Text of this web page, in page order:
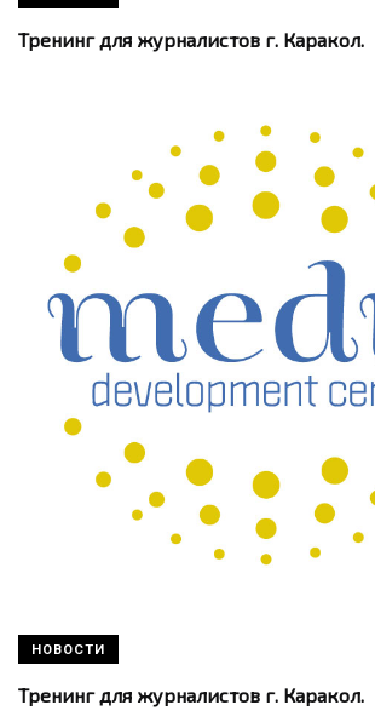
Тренинг для журналистов г. Каракол.
НОВОСТИ
Тренинг для журналистов г. Каракол.